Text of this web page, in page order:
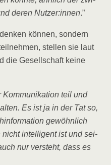
deren Nutzer:innen.”
kön­nen, son­dern
stel­len sie laut
die Gesell­schaft kei­ne
Kom­mu­ni­ka­ti­on teil und
Es ist ja in der Tat so,
gewöhn­lich
nicht intel­li­gent ist und sei­
nur ver­steht, dass es